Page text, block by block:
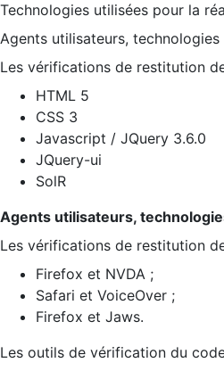
Technologies utilisées pour la
Agents utilisateurs,
Les vérifications de restitution
HTML 5
CSS 3
Javascript / JQuery 3.6.0
JQuery-ui
SolR
Agents utilisateurs,
Les vérifications de restitution
Firefox et NVDA ;
Safari et VoiceOver ;
Firefox et Jaws.
Les outils de vérification du